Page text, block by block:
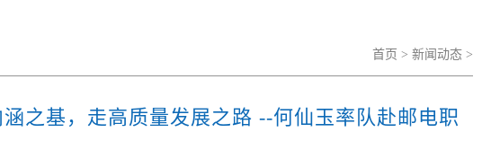
首页 > 新闻动态>
之基，走高质量发展之路 --何仙玉率队赴邮电职